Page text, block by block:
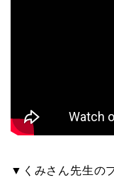
▼くみさん先生の